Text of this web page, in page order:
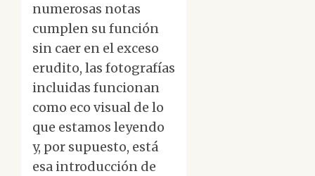
numerosas notas
cumplen su función
sin caer en el exceso
erudito, las fotografías
incluidas funcionan
como eco visual de lo
que estamos leyendo
y, por supuesto, está
esa introducción de